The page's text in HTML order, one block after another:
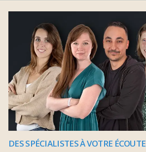
DES SPÉCIALISTES À VOTRE ÉCOUTE